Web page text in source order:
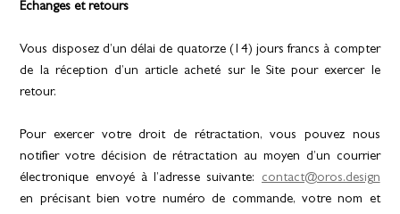
Echanges et retours
Vous disposez d’un délai de quatorze (14) jours francs à compter
de la réception d’un article acheté sur le Site pour exercer le
retour.
Pour exercer votre droit de rétractation, vous pouvez nous
notifier votre décision de rétractation au moyen d’un courrier
électronique envoyé à l’adresse suivante: contact@oros.design
en précisant bien votre numéro de commande, votre nom et